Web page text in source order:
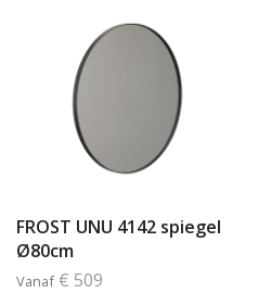
FROST UNU 4142 spiegel
Ø80cm
Vanaf € 509